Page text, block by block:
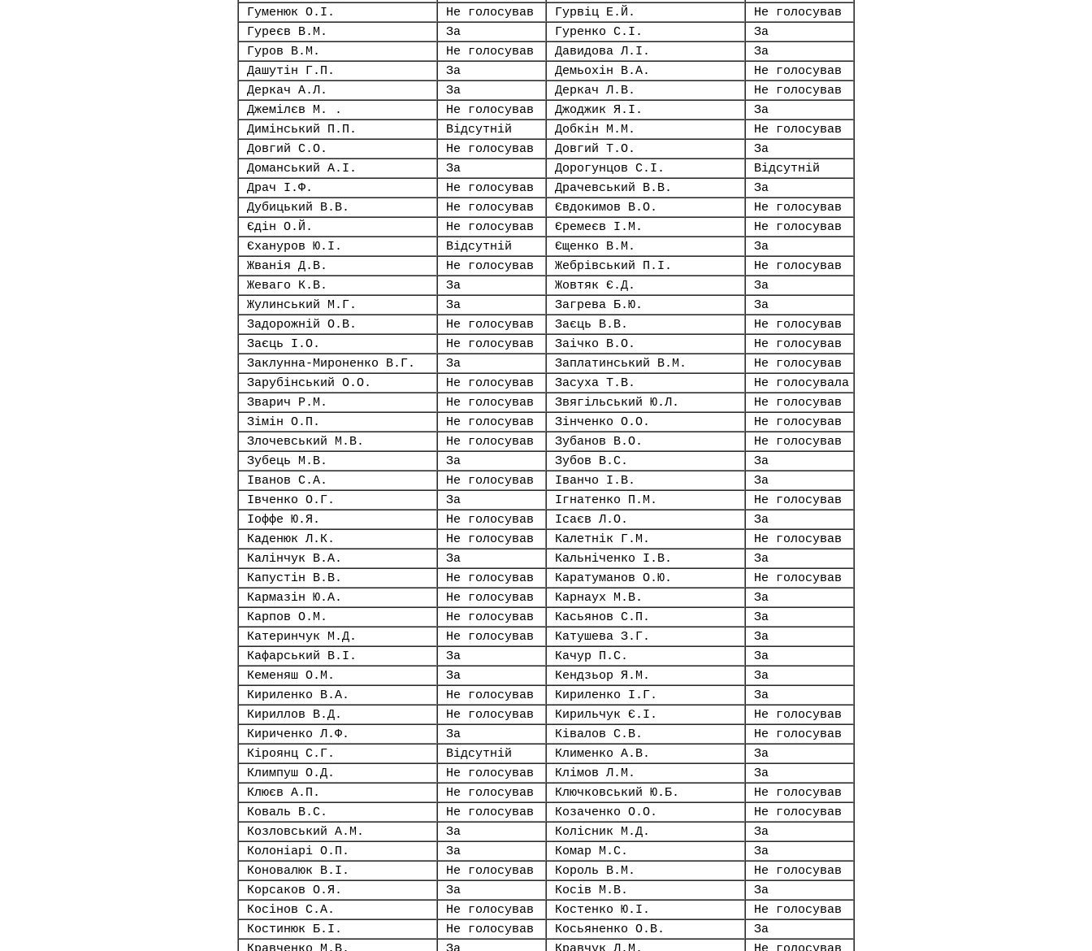
Гуменюк О.І.
Не голосував Гурвіц Е.Й.
Не голосував
Гуреєв В.М.
За Гуренко С.І.
За
Гуров В.М.
Не голосував Давидова Л.І.
За
Дашутін Г.П.
За Демьохін В.А.
Не голосував
Деркач А.Л.
За Деркач Л.В.
Не голосував
Джемілєв М. .
Не голосував Джоджик Я.І.
За
Димінський П.П.
Відсутній Добкін М.М.
Не голосував
Довгий С.О.
Не голосував Довгий Т.О.
За
Доманський А.І.
За Дорогунцов С.І.
Відсутній
Драч І.Ф.
Не голосував Драчевський В.В.
За
Дубицький В.В.
Не голосував Євдокимов В.О.
Не голосував
Єдін О.Й.
Не голосував Єремеєв І.М.
Не голосував
Єхануров Ю.І.
Відсутній Єщенко В.М.
За
Жванія Д.В.
Не голосував Жебрівський П.І.
Не голосував
Жеваго К.В.
За Жовтяк Є.Д.
За
Жулинський М.Г.
За Загрева Б.Ю.
За
Задорожній О.В.
Не голосував Заєць В.В.
Не голосував
Заєць І.О.
Не голосував Заічко В.О.
Не голосував
Заклунна-Мироненко В.Г.
За Заплатинський В.М.
Не голосував
Зарубінський О.О.
Не голосував Засуха Т.В.
Не голосувала
Зварич Р.М.
Не голосував Звягільський Ю.Л.
Не голосував
Зімін О.П.
Не голосував Зінченко О.О.
Не голосував
Злочевський М.В.
Не голосував Зубанов В.О.
Не голосував
Зубець М.В.
За Зубов В.С.
За
Іванов С.А.
Не голосував Іванчо І.В.
За
Івченко О.Г.
За Ігнатенко П.М.
Не голосував
Іоффе Ю.Я.
Не голосував Ісаєв Л.О.
За
Каденюк Л.К.
Не голосував Калетнік Г.М.
Не голосував
Калінчук В.А.
За Кальніченко І.В.
За
Капустін В.В.
Не голосував Каратуманов О.Ю.
Не голосував
Кармазін Ю.А.
Не голосував Карнаух М.В.
За
Карпов О.М.
Не голосував Касьянов С.П.
За
Катеринчук М.Д.
Не голосував Катушева З.Г.
За
Кафарський В.І.
За Качур П.С.
За
Кеменяш О.М.
За Кендзьор Я.М.
За
Кириленко В.А.
Не голосував Кириленко І.Г.
За
Кириллов В.Д.
Не голосував Кирильчук Є.І.
Не голосував
Кириченко Л.Ф.
За Ківалов С.В.
Не голосував
Кіроянц С.Г.
Відсутній Клименко А.В.
За
Климпуш О.Д.
Не голосував Клімов Л.М.
За
Клюєв А.П.
Не голосував Ключковський Ю.Б.
Не голосував
Коваль В.С.
Не голосував Козаченко О.О.
Не голосував
Козловський А.М.
За Колісник М.Д.
За
Колоніарі О.П.
За Комар М.С.
За
Коновалюк В.І.
Не голосував Король В.М.
Не голосував
Корсаков О.Я.
За Косів М.В.
За
Косінов С.А.
Не голосував Костенко Ю.І.
Не голосував
Костинюк Б.І.
Не голосував Косьяненко О.В.
За